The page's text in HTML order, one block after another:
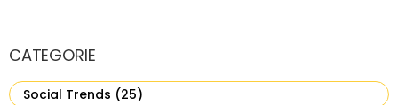
CATEGORIE
Social Trends (25)